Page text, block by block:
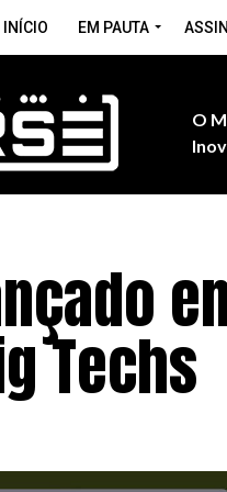
INÍCIO EM PAUTA
O
Techs